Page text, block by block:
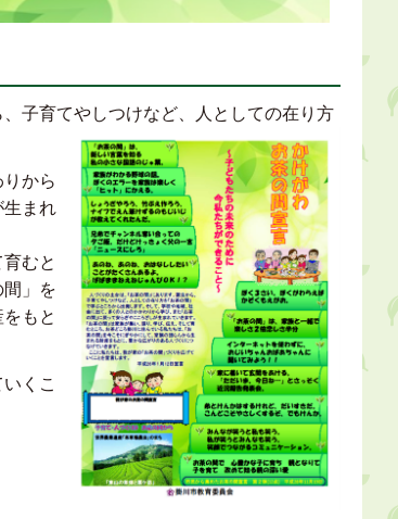
子育てやしつけなど、人としての在り方
から
生まれ
むと
」を
もと
くこ